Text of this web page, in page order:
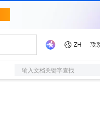
输入文档关键字查找